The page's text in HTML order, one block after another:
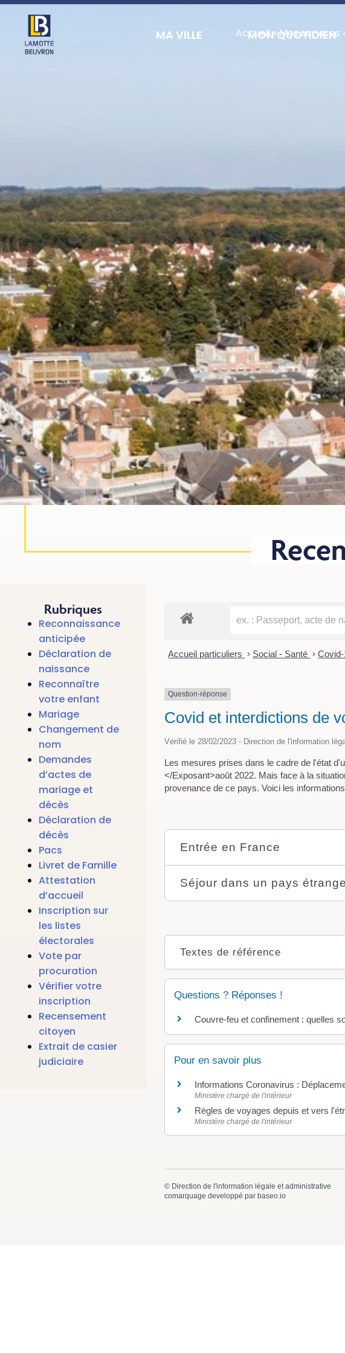
principal
MA VILLE MON QUOTIDIEN
Accueil»Mes services
Rubriques
Reconnaissance
anticipée
Déclaration de
naissance
Reconnaître
votre enfant
Mariage
Changement de
nom
Demandes
d’actes de
mariage et
décès
Déclaration de
décès
Pacs
Livret de Famille
Attestation
d’accueil
Inscription sur
les listes
électorales
Vote par
procuration
Vérifier votre
inscription
Recensement
citoyen
Extrait de casier
judiciaire
Accueil particuliers > Social - Santé >
Question-réponse
Covid et interdictions de
Vérifié le 28/02/2023 - Direction de l'information
Les mesures prises dans le cadre de l'état
</Exposant>août 2022. Mais face à la
provenance de ce pays. Voici les
Entrée en France
Séjour dans un pays
Textes de référence
Questions ? Réponses !
Couvre-feu et confinement : quelles
Pour en savoir plus
Informations Coronavirus :
Ministère chargé de l'intérieur
Règles de voyages depuis et vers
Ministère chargé de l'intérieur
© Direction de l'information légale et administrative
comarquage developpé par baseo.io